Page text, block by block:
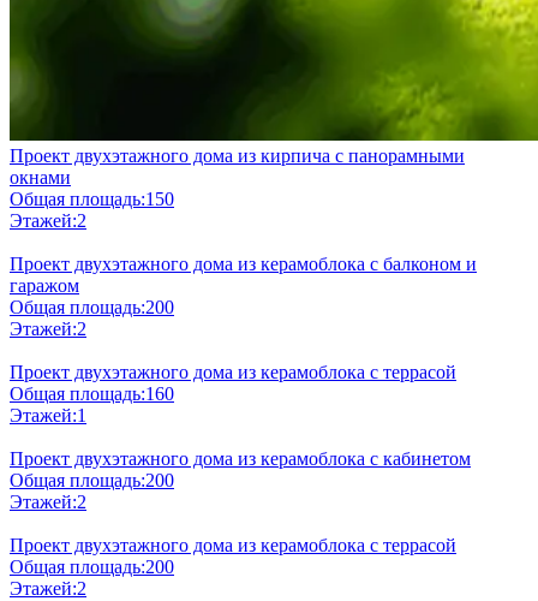
Проект двухэтажного дома из кирпича с панорамными
окнами
Общая площадь:150
Этажей:2
Проект двухэтажного дома из керамоблока с балконом и
гаражом
Общая площадь:200
Этажей:2
Проект двухэтажного дома из керамоблока с террасой
Общая площадь:160
Этажей:1
Проект двухэтажного дома из керамоблока с кабинетом
Общая площадь:200
Этажей:2
Проект двухэтажного дома из керамоблока с террасой
Общая площадь:200
Этажей:2